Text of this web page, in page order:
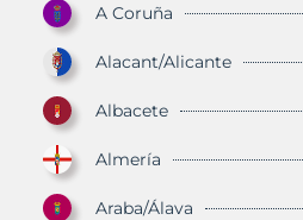
A Coruña
Alacant/Alicante
Albacete
Almería
Araba/Álava